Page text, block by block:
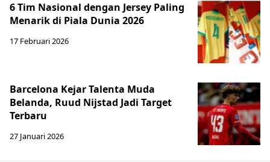
6 Tim Nasional dengan Jersey Paling
Menarik di Piala Dunia 2026
17 Februari 2026
Barcelona Kejar Talenta Muda
Belanda, Ruud Nijstad Jadi Target
Terbaru
27 Januari 2026